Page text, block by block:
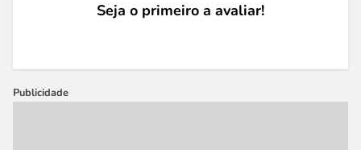
Seja o primeiro a avaliar!
Publicidade